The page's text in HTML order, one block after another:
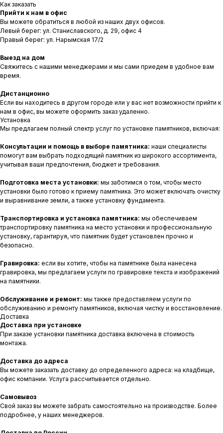
Как заказать
Прийти к нам в офис
Вы можете обратиться в любой из наших двух офисов.
Левый берег: ул. Станиславского, д. 29, офис 4
Правый берег: ул. Нарымская 17/2
Выезд на дом
Свяжитесь с нашими менеджерами и мы сами приедем в удобное вам
время.
Дистанционно
Если вы находитесь в другом городе или у вас нет возможности прийти к
нам в офис, вы можете оформить заказ удаленно.
Установка
Мы предлагаем полный спектр услуг по установке памятников, включая:
Консультации и помощь в выборе памятника: наши специалисты
помогут вам выбрать подходящий памятник из широкого ассортимента,
учитывая ваши предпочтения, бюджет и требования.
Подготовка места установки: мы заботимся о том, чтобы место
установки было готово к приему памятника. Это может включать очистку
и выравнивание земли, а также установку фундамента.
Транспортировка и установка памятника: мы обеспечиваем
транспортировку памятника на место установки и профессиональную
установку, гарантируя, что памятник будет установлен прочно и
безопасно.
Гравировка: если вы хотите, чтобы на памятнике была нанесена
гравировка, мы предлагаем услуги по гравировке текста и изображений
на памятники.
Обслуживание и ремонт: мы также предоставляем услуги по
обслуживанию и ремонту памятников, включая чистку и восстановление.
Доставка
Доставка при установке
При заказе установки памятника доставка включена в стоимость
монтажа.
Доставка до адреса
Вы можете заказать доставку до определенного адреса: на кладбище,
офис компании. Услуга рассчитывается отдельно.
Самовывоз
Свой заказ вы можете забрать самостоятельно на производстве. Более
подробнее, у наших менеджеров.